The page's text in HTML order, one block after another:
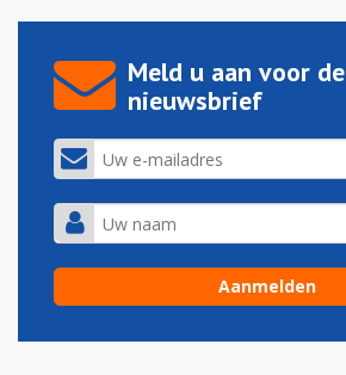
Meld u aan voor de
nieuwsbrief